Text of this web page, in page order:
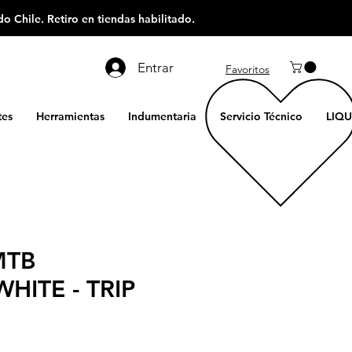
Chile. Retiro en tiendas habilitado.
Entrar Favoritos
Herramientas Indumentaria Servicio Técnico
- TRIP